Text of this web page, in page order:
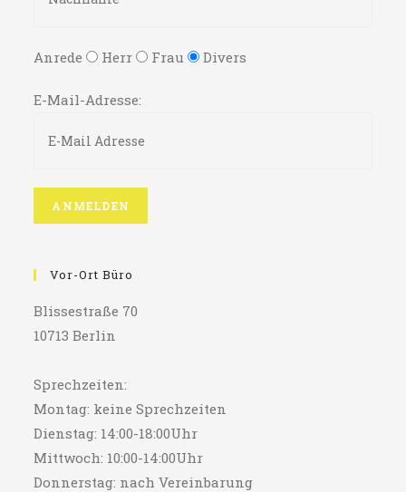
Anrede Herr Frau Divers
E-Mail-Adresse:
Vor-Ort Büro
Blissestraße 70
10713 Berlin
Sprechzeiten:
Montag: keine Sprechzeiten
Dienstag: 14:00-18:00Uhr
Mittwoch: 10:00-14:00Uhr
Donnerstag: nach Vereinbarung